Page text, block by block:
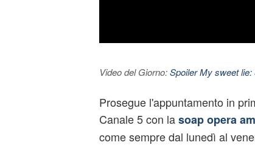
Video del Giorno:Spoiler My sweet
Prosegue l'appuntamento in
Canale 5 con la soap opera
come sempre dal lunedì al